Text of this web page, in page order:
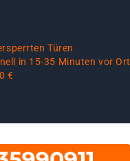
Türen
in 15-35 Minuten vor Ort
€